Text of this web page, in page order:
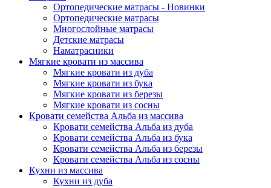
Ортопедические матрасы - Новинки
Ортопедические матрасы
Многослойные матрасы
Детские матрасы
Наматрасники
Мягкие кровати из массива
Мягкие кровати из дуба
Мягкие кровати из бука
Мягкие кровати из березы
Мягкие кровати из сосны
Кровати семейства Альба из массива
Кровати семейства Альба из дуба
Кровати семейства Альба из бука
Кровати семейства Альба из березы
Кровати семейства Альба из сосны
Кухни из массива
Кухни из дуба